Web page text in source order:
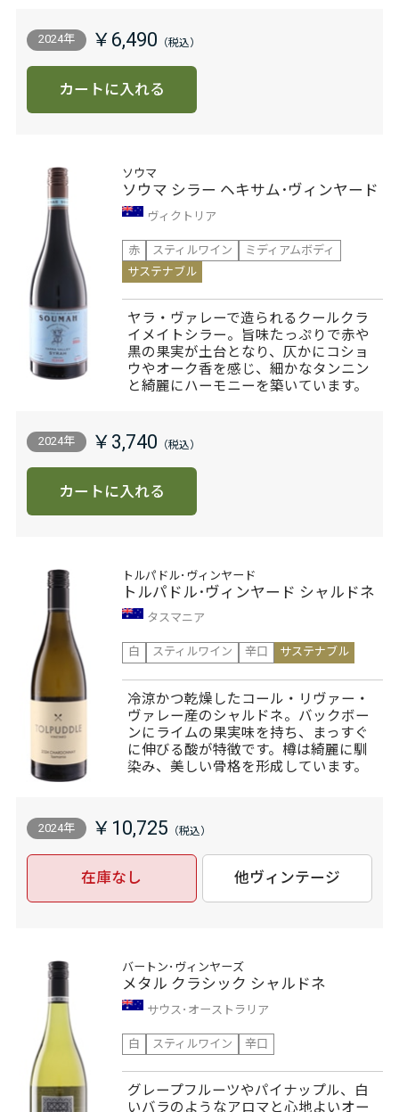
2024年 ￥6,490
カートに入れる
ソウマ
ソウマ シラー ヘキサム･ヴィンヤード
ヴィクトリア
赤
スティルワイン
ミディアムボディ
サステナブル
ヤラ・ヴァレーで造られるクールクラ
イメイトシラー。旨味たっぷりで赤や
黒の果実が土台となり、仄かにコショ
ウやオーク香を感じ、細かなタンニン
と綺麗にハーモニーを築いています。
2024年 ￥3,740
カートに入れる
トルパドル･ヴィンヤード
トルパドル･ヴィンヤード シャルドネ
タスマニア
白
スティルワイン 辛口 サステナブル
冷涼かつ乾燥したコール・リヴァー・
ヴァレー産のシャルドネ。バックボー
ンにライムの果実味を持ち、まっすぐ
に伸びる酸が特徴です。樽は綺麗に馴
染み、美しい骨格を形成しています。
2024年 ￥10,725
在庫なし 他ヴィンテージ
バートン･ヴィンヤーズ
メタル クラシック シャルドネ
サウス･オーストラリア
白
スティルワイン 辛口
グレープフルーツやパイナップル、白